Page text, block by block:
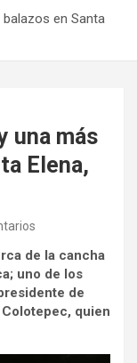
en Santa
una más
Elena,
de la cancha
uno de los
de
quien